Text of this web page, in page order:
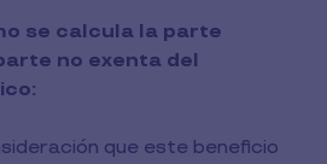
se calcula la parte
no exenta del
que este beneficio